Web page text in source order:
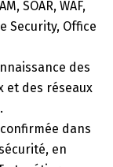
SOAR, WAF,
Security, Office
des
et des réseaux
dans
en